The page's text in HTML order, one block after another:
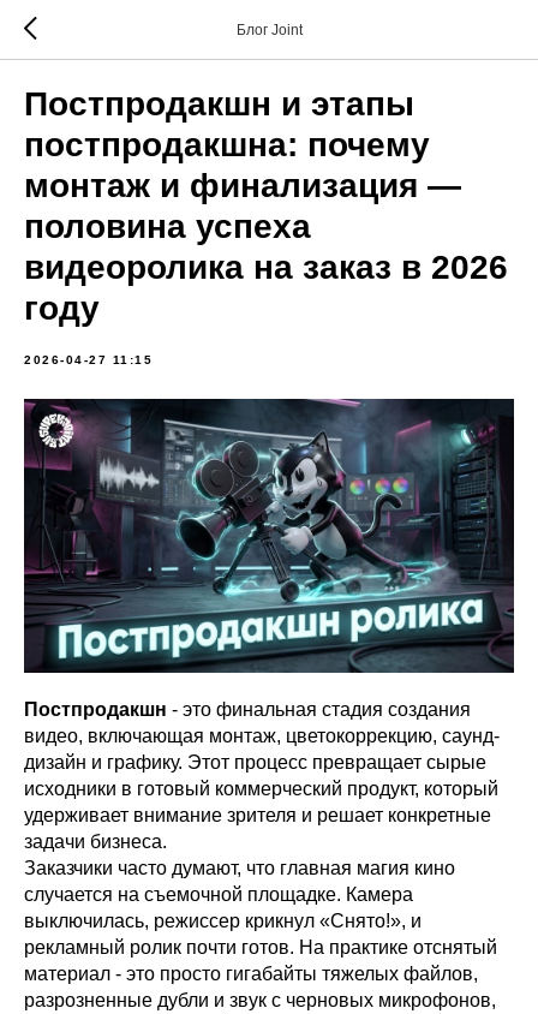
Блог Joint
Постпродакшн и этапы
постпродакшна: почему
монтаж и финализация —
половина успеха
видеоролика на заказ в 2026
году
2026-04-27 11:15
Постпродакшн - это финальная стадия создания
видео, включающая монтаж, цветокоррекцию, саунд-
дизайн и графику. Этот процесс превращает сырые
исходники в готовый коммерческий продукт, который
удерживает внимание зрителя и решает конкретные
задачи бизнеса.
Заказчики часто думают, что главная магия кино
случается на съемочной площадке. Камера
выключилась, режиссер крикнул «Снято!», и
рекламный ролик почти готов. На практике отснятый
материал - это просто гигабайты тяжелых файлов,
разрозненные дубли и звук с черновых микрофонов,